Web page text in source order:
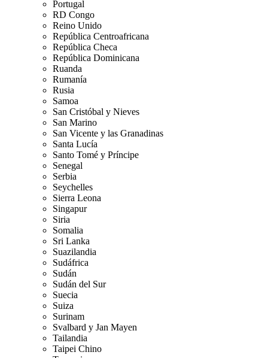
Portugal
RD Congo
Reino Unido
República Centroafricana
República Checa
República Dominicana
Ruanda
Rumanía
Rusia
Samoa
San Cristóbal y Nieves
San Marino
San Vicente y las Granadinas
Santa Lucía
Santo Tomé y Príncipe
Senegal
Serbia
Seychelles
Sierra Leona
Singapur
Siria
Somalia
Sri Lanka
Suazilandia
Sudáfrica
Sudán
Sudán del Sur
Suecia
Suiza
Surinam
Svalbard y Jan Mayen
Tailandia
Taipei Chino